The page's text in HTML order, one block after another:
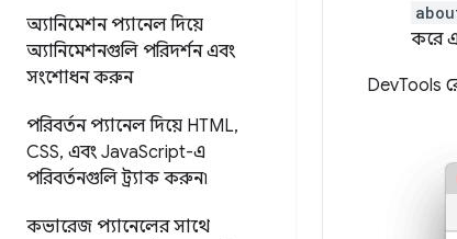
অ্যানিমেশন প্যানেল দিয়ে
অ্যানিমেশনগুলি পরিদর্শন এবং
সংশোধন করুন
পরিবর্তন প্যানেল দিয়ে HTML,
CSS, এবং JavaScript-এ
পরিবর্তনগুলি ট্র্যাক করুন৷
কভারেজ প্যানেলের সাথে
করে
DevTools